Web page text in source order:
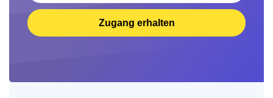
Zugang erhalten